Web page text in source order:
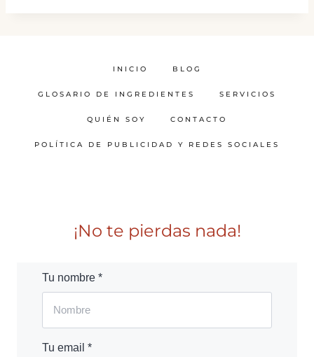
INICIO BLOG
GLOSARIO DE INGREDIENTES SERVICIOS
QUIÉN SOY CONTACTO
POLÍTICA DE PUBLICIDAD Y REDES SOCIALES
¡No te pierdas nada!
Tu nombre *
Tu email *